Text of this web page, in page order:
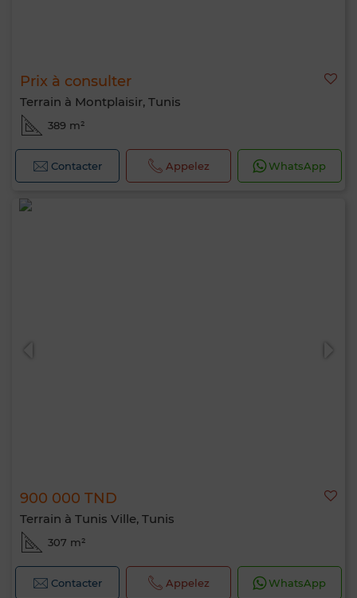
Prix à consulter
Terrain à Montplaisir, Tunis
389 m²
Contacter Appelez WhatsApp
900 000 TND
Terrain à Tunis Ville, Tunis
307 m²
Contacter Appelez WhatsApp